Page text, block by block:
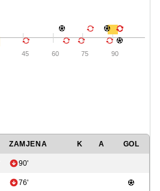
45 60 75 90
ZAMJENA K A GOL
90'
76'